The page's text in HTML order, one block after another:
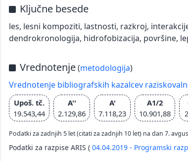
Ključne besede
les, lesni kompoziti, lastnosti, razkroj,
dendrokronologija, hidrofobizacija, površine,
Vrednotenje(metodologija)
Vrednotenje bibliografskih kazalcev
Upoš. tč.
19.543,44
A''
2.129,86
A'
7.118,23
A1/2
10.901,88
Podatki za zadnjih 5 let (citati za zadnjih 10 let) na dan 7.
Podatki za razpise ARIS ( 04.04.2019 - Programski